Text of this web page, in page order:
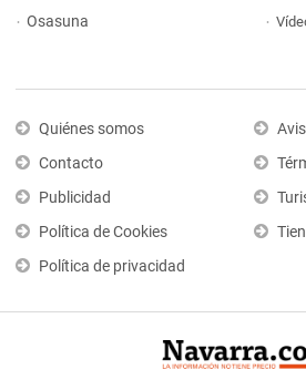
Osasuna
Quiénes somos
Contacto
Publicidad
Política de Cookies
Política de privacidad